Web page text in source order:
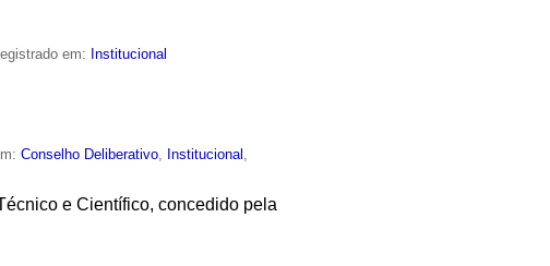
em: Institucional
Conselho Deliberativo, Institucional ,
e Científico, concedido pela